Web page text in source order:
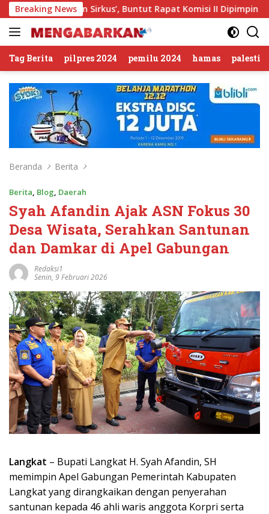
Langsung
ke
konten
Breaking News
Sirkus’, Buntut Rapat Komisi II Dipimpin Sufmi Dasco
Tag Berita pilpres 2024 pemilu 2024 hamas
Beranda Berita
Berita, Blog, Daerah
Syah Afandin Ajak ASN Fokus 30
Desa Wisata, Serahkan Santunan
dan Damkar di Apel Gabungan
Redaksi1
Senin, 9 Februari 2026
Langkat – Bupati Langkat H. Syah Afandin, SH
memimpin Apel Gabungan Pemerintah Kabupaten
Langkat yang dirangkaikan dengan penyerahan
santunan kepada 46 ahli waris anggota Korpri serta